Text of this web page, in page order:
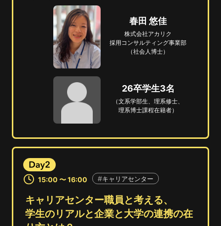
春田 悠佳
株式会社アカリク
採用コンサルティング事業部
（社会人博士）
26卒学生3名
（文系学部生、 理系修士、
理系博士課程在籍者）
15:00 〜 16:00 キャリアセンター
キャリアセンター職員と考える、
学生のリアルと企業と大学の連携の在